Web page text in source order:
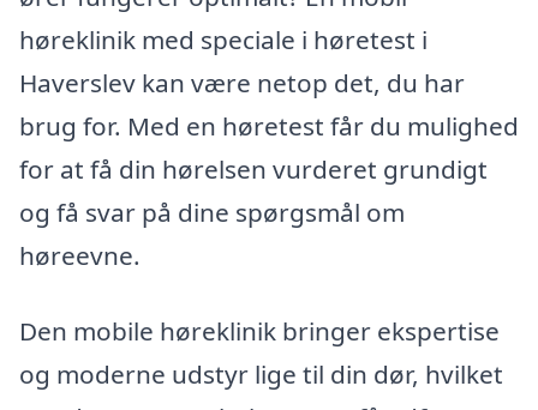
høreklinik med speciale i høretest i
Haverslev kan være netop det, du har
brug for. Med en høretest får du mulighed
for at få din hørelsen vurderet grundigt
og få svar på dine spørgsmål om
høreevne.
Den mobile høreklinik bringer ekspertise
og moderne udstyr lige til din dør, hvilket